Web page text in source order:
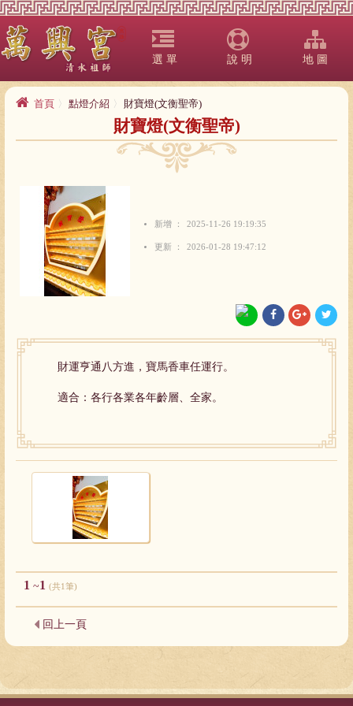
選 單 說 明 地 圖
首頁 點燈介紹 財寶燈(文衡聖帝)
財寶燈(文衡聖帝)
新增 2025-11-26 19:19:35
更新 2026-01-28 19:47:12
財運亨通八方進，寶馬香車任運行。
適合：各行各業各年齡層、全家。
1 ~1 (共1筆)
回上一頁